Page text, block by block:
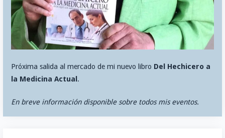
Próxima salida al mercado de mi nuevo libro Del Hechicero a
la Medicina Actual .
En breve información disponible sobre todos mis eventos.